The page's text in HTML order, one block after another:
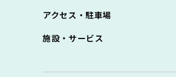
アクセス・駐車場
施設・サービス